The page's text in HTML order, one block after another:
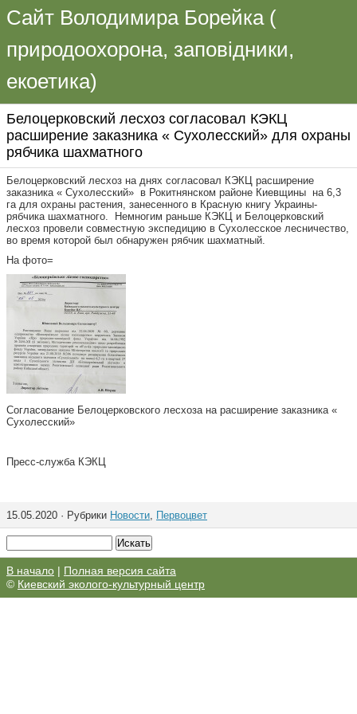
Сайт Володимира Борейка (
природоохорона, заповідники,
екоетика)
Белоцерковский лесхоз согласовал КЭКЦ
расширение заказника « Сухолесский» для охраны
рябчика шахматного
Белоцерковский лесхоз на днях согласовал КЭКЦ расширение
заказника « Сухолесский» в Рокитнянском районе Киевщины на 6,3
га для охраны растения, занесенного в Красную книгу Украины-
рябчика шахматного. Немногим раньше КЭКЦ и Белоцерковский
лесхоз провели совместную экспедицию в Сухолесское лесничество,
во время которой был обнаружен рябчик шахматный.
На фото=
Согласование Белоцерковского лесхоза на расширение заказника «
Сухолесский»
Пресс-служба КЭКЦ
15.05.2020 · Рубрики Новости, Первоцвет
В начало | Полная версия сайта
© Киевский эколого-культурный центр